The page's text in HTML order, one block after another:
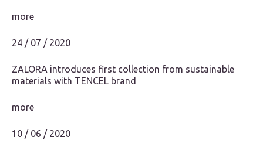
more
24 / 07 / 2020
ZALORA introduces first collection from sustainable
materials with TENCEL brand
more
10 / 06 / 2020